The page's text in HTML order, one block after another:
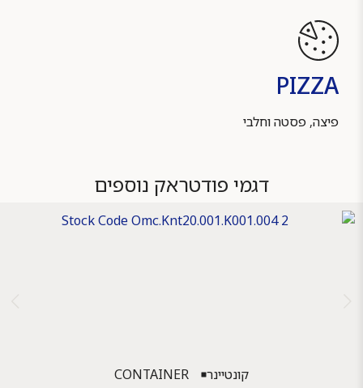
PIZZA
פיצה, פסטה וחלבי
דגמי פודטראק נוספים
קונטיינר CONTAINER